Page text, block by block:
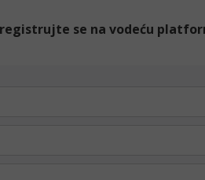
se na vodeću